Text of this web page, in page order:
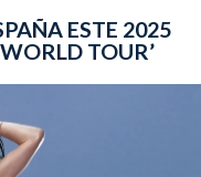
ESTE 2025
TOUR’